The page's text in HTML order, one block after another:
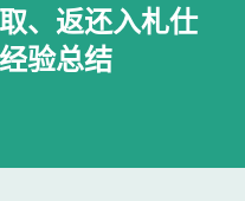
、返还入札仕
验总结